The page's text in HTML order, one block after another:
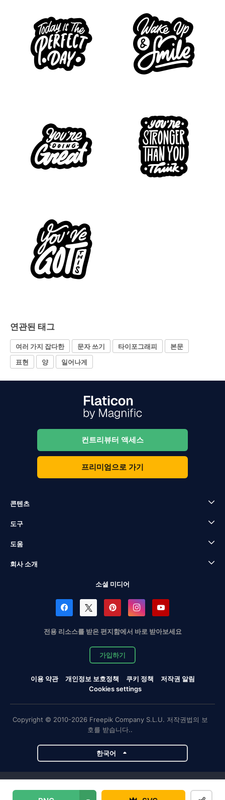
연관된 태그
여러 가지 잡다한 문자 쓰기 타이포그래피
본문
표현
양 일어나게
컨트리뷰터 액세스
프리미엄으로 가기
콘텐츠
도구
도움
회사 소개
소셜 미디어
전용 리소스를 받은 편지함에서 바로 받아보세요
가입하기
이용 약관 개인정보 보호정책 쿠키 정책
저작권 알림
Cookies settings
Copyright © 2010-2026 Freepik Company S.L.U. 저작권법의 보
호를 받습니다..
한국어